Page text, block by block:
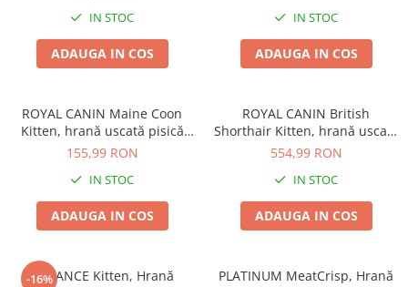
IN STOC
ADAUGA IN COS
IN STOC
ADAUGA IN COS
ROYAL CANIN Maine Coon
Kitten, hrană uscată pisică
junior, 2kg
155,99 RON
IN STOC
ADAUGA IN COS
ROYAL CANIN British
Shorthair Kitten, hrană uscată
pisică junior, 10kg
554,99 RON
IN STOC
ADAUGA IN COS
-16%
ADVANCE Kitten, Hrană
PLATINUM MeatCrisp, Hrană